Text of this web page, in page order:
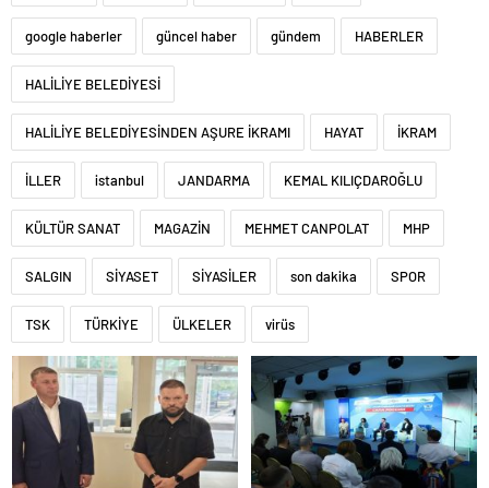
google haberler güncel haber gündem HABERLER
HALİLİYE BELEDİYESİ
HALİLİYE BELEDİYESİNDEN AŞURE İKRAMI HAYAT İKRAM
İLLER istanbul JANDARMA KEMAL KILIÇDAROĞLU
KÜLTÜR SANAT MAGAZİN MEHMET CANPOLAT MHP
SALGIN SİYASET SİYASİLER son dakika SPOR
TSK TÜRKİYE ÜLKELER virüs